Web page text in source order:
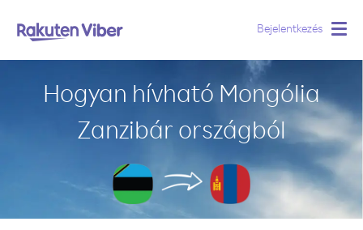
Bejelentkezés
Hogyan hívható Mongólia
Zanzibár országból